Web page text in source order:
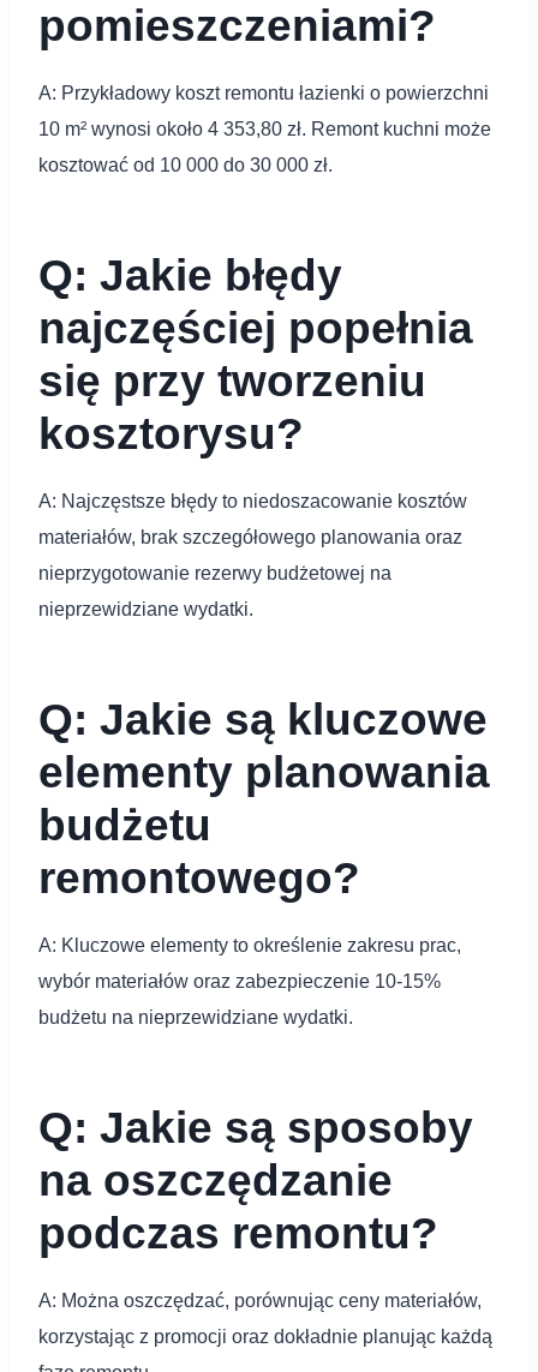
pomieszczeniami?
A: Przykładowy koszt remontu łazienki o powierzchni
10 m² wynosi około 4 353,80 zł. Remont kuchni może
kosztować od 10 000 do 30 000 zł.
Q: Jakie błędy
najczęściej popełnia
się przy tworzeniu
kosztorysu?
A: Najczęstsze błędy to niedoszacowanie kosztów
materiałów, brak szczegółowego planowania oraz
nieprzygotowanie rezerwy budżetowej na
nieprzewidziane wydatki.
Q: Jakie są kluczowe
elementy planowania
budżetu
remontowego?
A: Kluczowe elementy to określenie zakresu prac,
wybór materiałów oraz zabezpieczenie 10-15%
budżetu na nieprzewidziane wydatki.
Q: Jakie są sposoby
na oszczędzanie
podczas remontu?
A: Można oszczędzać, porównując ceny materiałów,
korzystając z promocji oraz dokładnie planując każdą